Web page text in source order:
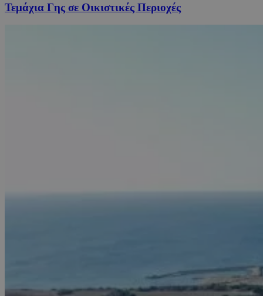
Τεμάχια Γης σε Οικιστικές Περιοχές